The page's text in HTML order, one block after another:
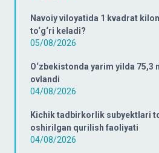
Navoiy viloyatida 1 kvadrat
to‘g‘ri keladi?
05/08/2026
O‘zbekistonda yarim yilda 75,3
ovlandi
04/08/2026
Kichik tadbirkorlik subyektlari
oshirilgan qurilish faoliyati
04/08/2026